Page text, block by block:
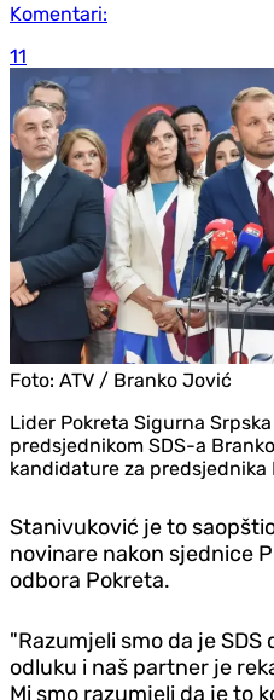
Komentari:
11
Foto: ATV / Branko Jović
Lider Pokreta Sigurna
predsjednikom SDS-a
kandidature za predsjednika
Stanivuković je to
novinare nakon sjednice
odbora Pokreta.
"Razumjeli smo da je
odluku i naš partner je
Mi smo razumjeli da je to